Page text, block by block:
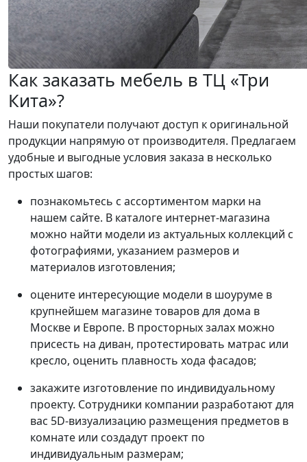
Как заказать мебель в ТЦ «Три
Кита»?
Наши покупатели получают доступ к оригинальной
продукции напрямую от производителя. Предлагаем
удобные и выгодные условия заказа в несколько
простых шагов:
познакомьтесь с ассортиментом марки на
нашем сайте. В каталоге интернет-магазина
можно найти модели из актуальных коллекций с
фотографиями, указанием размеров и
материалов изготовления;
оцените интересующие модели в шоуруме в
крупнейшем магазине товаров для дома в
Москве и Европе. В просторных залах можно
присесть на диван, протестировать матрас или
кресло, оценить плавность хода фасадов;
закажите изготовление по индивидуальному
проекту. Сотрудники компании разработают для
вас 5D-визуализацию размещения предметов в
комнате или создадут проект по
индивидуальным размерам;